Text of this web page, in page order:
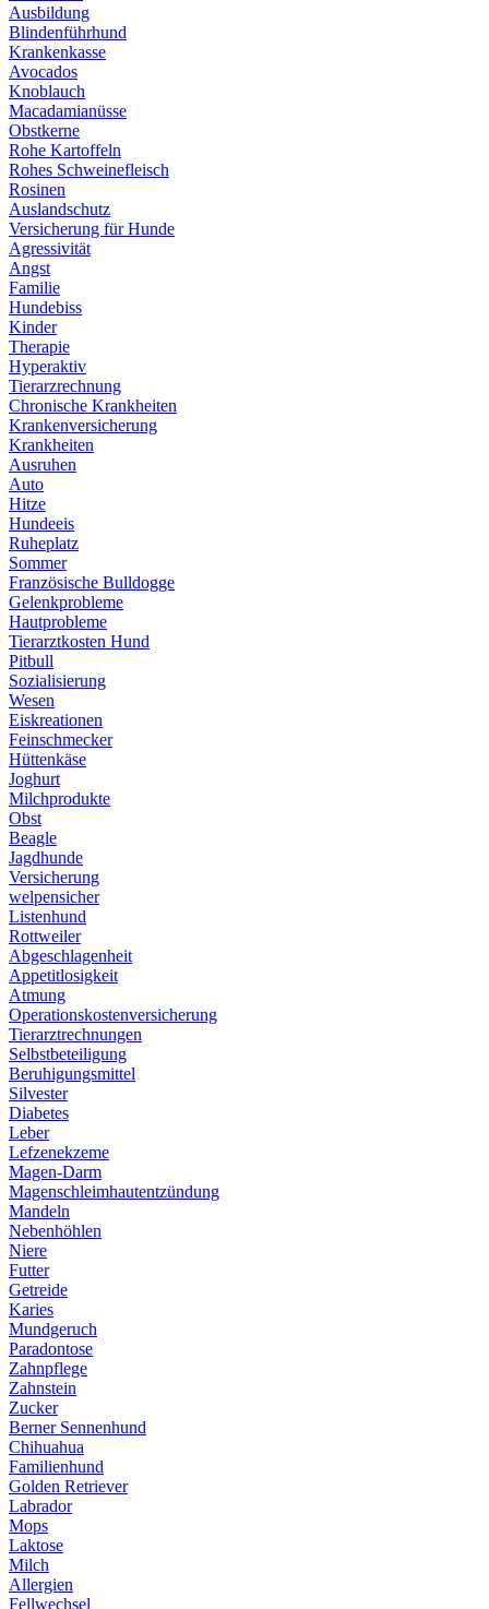
Ausbildung
Blindenführhund
Krankenkasse
Avocados
Knoblauch
Macadamianüsse
Obstkerne
Rohe Kartoffeln
Rohes Schweinefleisch
Rosinen
Auslandschutz
Versicherung für Hunde
Agressivität
Angst
Familie
Hundebiss
Kinder
Therapie
Hyperaktiv
Tierarzrechnung
Chronische Krankheiten
Krankenversicherung
Krankheiten
Ausruhen
Auto
Hitze
Hundeeis
Ruheplatz
Sommer
Französische Bulldogge
Gelenkprobleme
Hautprobleme
Tierarztkosten Hund
Pitbull
Sozialisierung
Wesen
Eiskreationen
Feinschmecker
Hüttenkäse
Joghurt
Milchprodukte
Obst
Beagle
Jagdhunde
Versicherung
welpensicher
Listenhund
Rottweiler
Abgeschlagenheit
Appetitlosigkeit
Atmung
Operationskostenversicherung
Tierarztrechnungen
Selbstbeteiligung
Beruhigungsmittel
Silvester
Diabetes
Leber
Lefzenekzeme
Magen-Darm
Magenschleimhautentzündung
Mandeln
Nebenhöhlen
Niere
Futter
Getreide
Karies
Mundgeruch
Paradontose
Zahnpflege
Zahnstein
Zucker
Berner Sennenhund
Chihuahua
Familienhund
Golden Retriever
Labrador
Mops
Laktose
Milch
Allergien
Fellwechsel